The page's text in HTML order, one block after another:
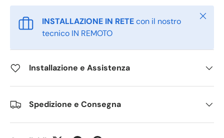
INSTALLAZIONE IN RETEcon il nostro
tecnico IN REMOTO
Chiudi
Installazione e Assistenza
Spedizione e Consegna